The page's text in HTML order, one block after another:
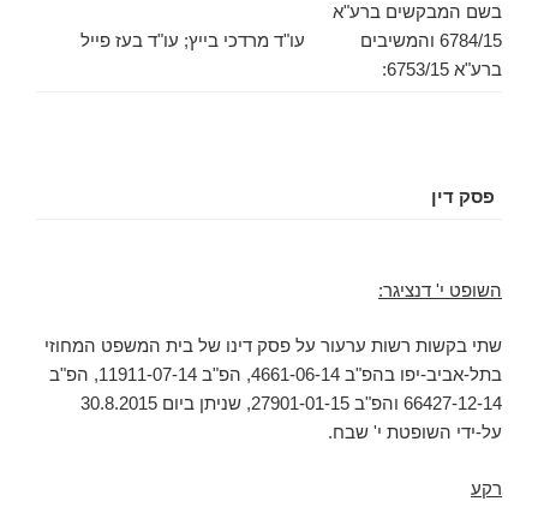
בשם המבקשים ברע"א
6784/15 והמשיבים
ברע"א 6753/15:
עו"ד מרדכי בייץ; עו"ד בעז פייל
פסק דין
השופט י' דנציגר:
שתי בקשות רשות ערעור על פסק דינו של בית המשפט המחוזי
בתל-אביב-יפו בהפ"ב 4661-06-14, הפ"ב 11911-07-14, הפ"ב
66427-12-14 והפ"ב 27901-01-15, שניתן ביום 30.8.2015
על-ידי השופטת י' שבח.
רקע